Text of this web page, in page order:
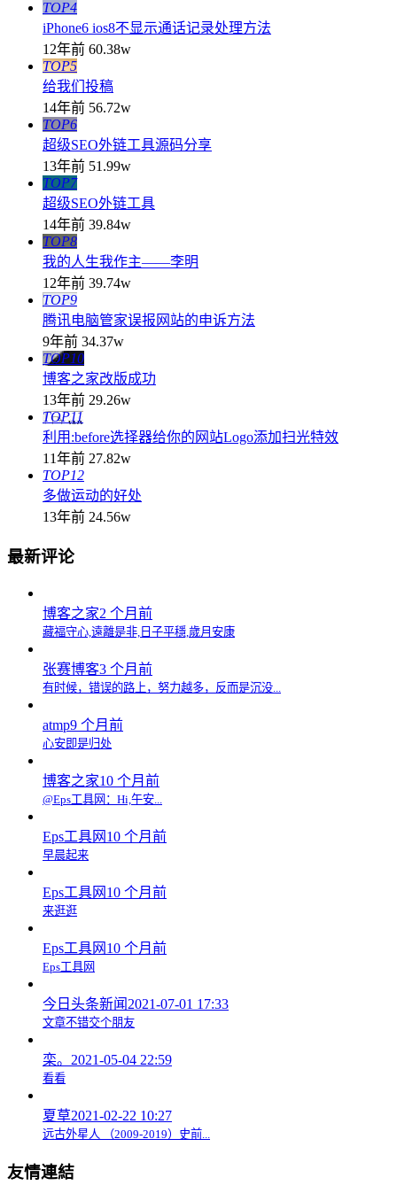
TOP4
iPhone6 ios8不显示通话记录处理方法
12年前 60.38w
TOP5
给我们投稿
14年前 56.72w
TOP6
超级SEO外链工具源码分享
13年前 51.99w
TOP7
超级SEO外链工具
14年前 39.84w
TOP8
我的人生我作主——李明
12年前 39.74w
TOP9
腾讯电脑管家误报网站的申诉方法
9年前 34.37w
TOP10
博客之家改版成功
13年前 29.26w
TOP11
利用:before选择器给你的网站Logo添加扫光特效
11年前 27.82w
TOP12
多做运动的好处
13年前 24.56w
最新评论
博客之家2 个月前
藏福守心,遠離是非,日子平穩,歲月安康
张赛博客3 个月前
有时候，错误的路上，努力越多，反而是沉没...
atmp9 个月前
心安即是归处
博客之家10 个月前
@Eps工具网：Hi,午安...
Eps工具网 10 个月前
早晨起来
Eps工具网 10 个月前
来逛逛
Eps工具网 10 个月前
Eps工具网
今日头条新闻 2021-07-01 17:33
文章不错交个朋友
栾。 2021-05-04 22:59
看看
夏草2021-02-22 10:27
远古外星人 （2009-2019）史前...
友情連結